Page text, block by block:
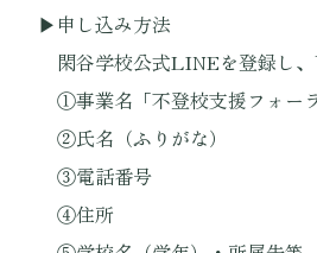
▶申し込み方法
閑谷学校公式LINEを登録し
①事業名「不登校支援フォーラ
②氏名（ふりがな）
③電話番号
④住所